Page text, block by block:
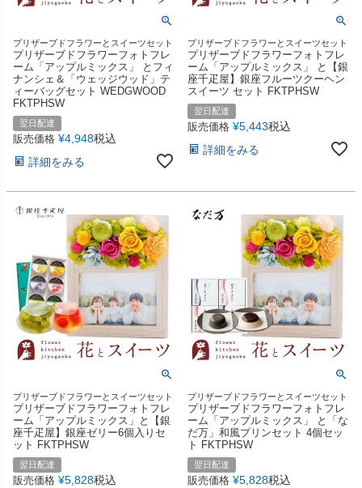
プリザーブドフラワーとスイーツセット
プリザーブドフラワーフォトフレ
ーム「アップルミックス」 とフィ
ナンシェ＆「ウェッジウッド」テ
ィーバッグセット WEDGWOOD
FKTPHSW
翌日配達
販売価格 ¥4,948税込
詳細をみる
プリザーブドフラワーとスイーツセット
プリザーブドフラワーフォトフレ
ーム「アップルミックス」 と【銀
座千疋屋】銀座フルーツクーヘン
スイーツ セット FKTPHSW
翌日配達
販売価格 ¥5,443税込
詳細をみる
プリザーブドフラワーとスイーツセット
プリザーブドフラワーフォトフレ
ーム「アップルミックス」と【銀
座千疋屋】銀座ゼリー6個入りセ
ット FKTPHSW
翌日配達
販売価格 ¥5,828税込
プリザーブドフラワーとスイーツセット
プリザーブドフラワーフォトフレ
ーム「アップルミックス」 と「な
だ万」和風プリンセット 4個セッ
ト FKTPHSW
翌日配達
販売価格 ¥5,828税込